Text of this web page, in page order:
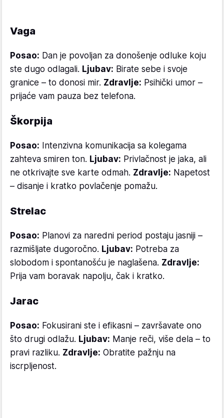
Vaga
Posao: Dan je povoljan za donošenje odluke koju
ste dugo odlagali. Ljubav: Birate sebe i svoje
granice – to donosi mir. Zdravlje: Psihički umor –
prijaće vam pauza bez telefona.
Škorpija
Posao: Intenzivna komunikacija sa kolegama
zahteva smiren ton. Ljubav: Privlačnost je jaka, ali
ne otkrivajte sve karte odmah. Zdravlje: Napetost
– disanje i kratko povlačenje pomažu.
Strelac
Posao: Planovi za naredni period postaju jasniji –
razmišljate dugoročno. Ljubav: Potreba za
slobodom i spontanošću je naglašena. Zdravlje:
Prija vam boravak napolju, čak i kratko.
Jarac
Posao: Fokusirani ste i efikasni – završavate ono
što drugi odlažu. Ljubav: Manje reči, više dela – to
pravi razliku. Zdravlje: Obratite pažnju na
iscrpljenost.